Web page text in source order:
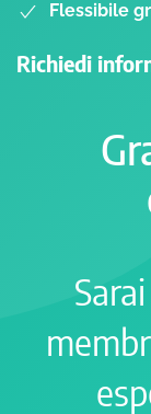
Flessibile
Richiedi